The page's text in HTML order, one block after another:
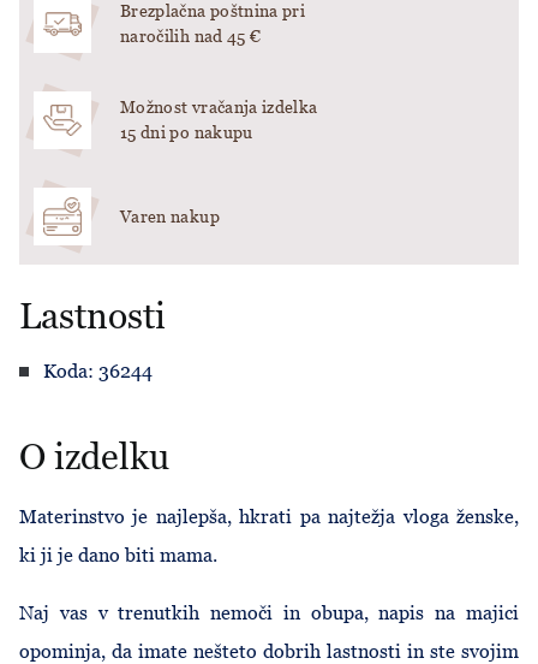
Brezplačna poštnina pri
naročilih nad 45 €
Možnost vračanja izdelka
15 dni po nakupu
Varen nakup
Lastnosti
Koda: 36244
O izdelku
Materinstvo je najlepša, hkrati pa najtežja vloga ženske,
ki ji je dano biti mama.
Naj vas v trenutkih nemoči in obupa, napis na majici
opominja, da imate nešteto dobrih lastnosti in ste svojim